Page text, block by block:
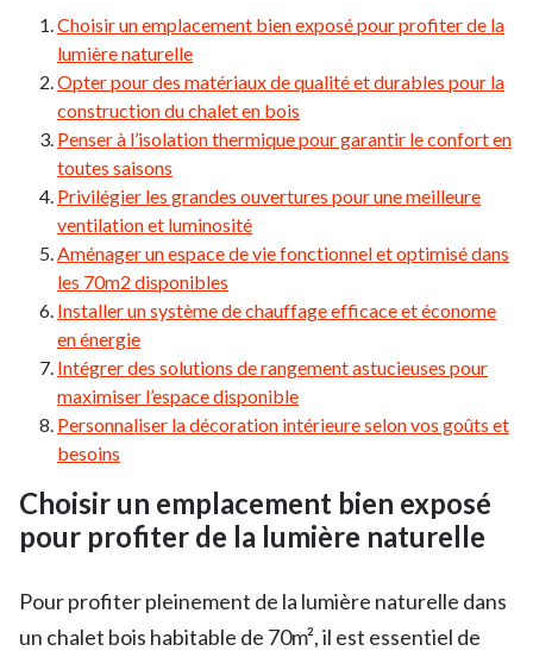
Choisir un emplacement bien exposé pour profiter de la
lumière naturelle
Opter pour des matériaux de qualité et durables pour la
construction du chalet en bois
Penser à l’isolation thermique pour garantir le confort en
toutes saisons
Privilégier les grandes ouvertures pour une meilleure
ventilation et luminosité
Aménager un espace de vie fonctionnel et optimisé dans
les 70m2 disponibles
Installer un système de chauffage efficace et économe
en énergie
Intégrer des solutions de rangement astucieuses pour
maximiser l’espace disponible
Personnaliser la décoration intérieure selon vos goûts et
besoins
Choisir un emplacement bien exposé
pour profiter de la lumière naturelle
Pour profiter pleinement de la lumière naturelle dans
un chalet bois habitable de 70m², il est essentiel de